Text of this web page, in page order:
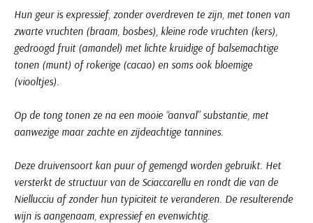
Hun geur is expressief, zonder overdreven te zijn, met tonen van
zwarte vruchten (braam, bosbes), kleine rode vruchten (kers),
gedroogd fruit (amandel) met lichte kruidige of balsemachtige
tonen (munt) of rokerige (cacao) en soms ook bloemige
(viooltjes).
Op de tong tonen ze na een mooie “aanval” substantie, met
aanwezige maar zachte en zijdeachtige tannines.
Deze druivensoort kan puur of gemengd worden gebruikt. Het
versterkt de structuur van de Sciaccarellu en rondt die van de
Niellucciu af zonder hun typiciteit te veranderen. De resulterende
wijn is aangenaam, expressief en evenwichtig.